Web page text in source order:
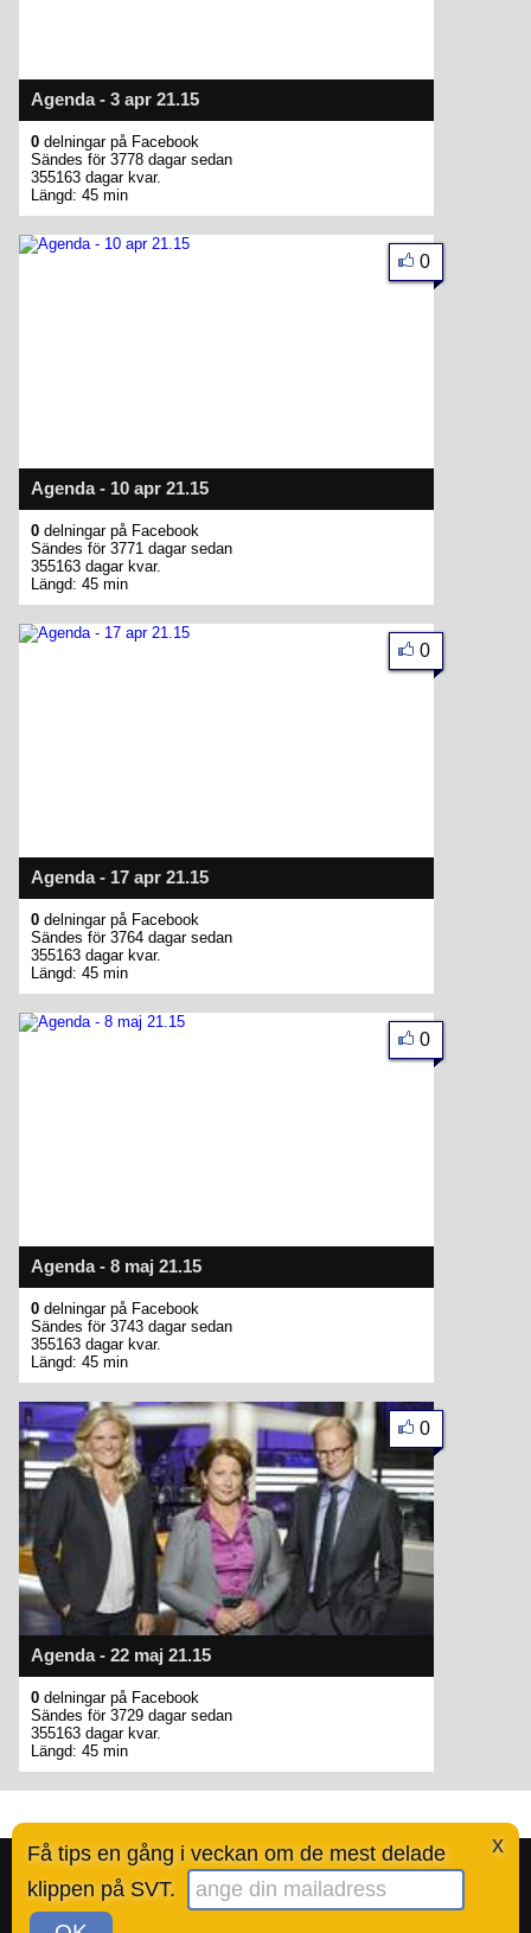
x
Få tips en gång i veckan om de mest delade
klippen på SVT.
Agenda - 3 apr 21.15
0 delningar på Facebook
Sändes för 3778 dagar sedan
355163 dagar kvar.
Längd: 45 min
Agenda - 10 apr 21.15
0
0 delningar på Facebook
Sändes för 3771 dagar sedan
355163 dagar kvar.
Längd: 45 min
Agenda - 17 apr 21.15
0
0 delningar på Facebook
Sändes för 3764 dagar sedan
355163 dagar kvar.
Längd: 45 min
Agenda - 8 maj 21.15
0
0 delningar på Facebook
Sändes för 3743 dagar sedan
355163 dagar kvar.
Längd: 45 min
Agenda - 22 maj 21.15
0
0 delningar på Facebook
Sändes för 3729 dagar sedan
355163 dagar kvar.
Längd: 45 min
Bestofsvt.se är en tjänst skapad av Ted Valentin.Läs mer här